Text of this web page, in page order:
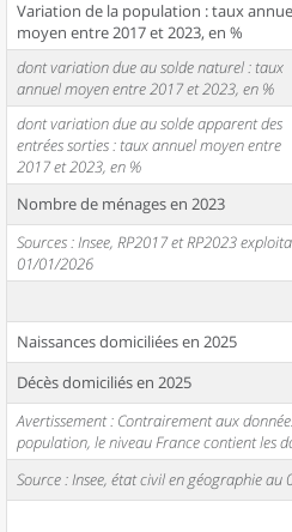
Variation de la population : taux
moyen entre 2017 et 2023, en %
dont variation due au solde naturel : taux
annuel moyen entre 2017 et 2023, en %
dont variation due au solde apparent des
entrées sorties : taux annuel moyen entre
2017 et 2023, en %
Nombre de ménages en 2023
Sources : Insee, RP2017 et RP2023
01/01/2026
Naissances domiciliées en 2025
Décès domiciliés en 2025
Avertissement : Contrairement aux
population, le niveau France contient les
Source : Insee, état civil en géographie au